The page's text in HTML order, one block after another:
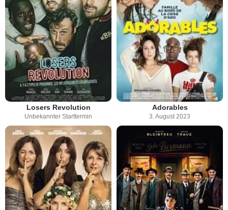
Losers Revolution
Unbekannter Starttermin
Adorables
3. August 2023